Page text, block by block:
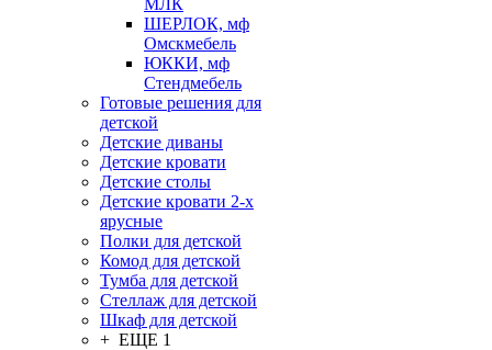
МЛК
ШЕРЛОК, мф
Омскмебель
ЮККИ, мф
Стендмебель
Готовые решения для
детской
Детские диваны
Детские кровати
Детские столы
Детские кровати 2-х
ярусные
Полки для детской
Комод для детской
Тумба для детской
Стеллаж для детской
Шкаф для детской
+ ЕЩЕ 1